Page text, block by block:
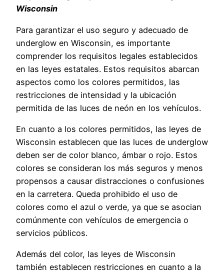
Wisconsin
Para garantizar el uso seguro y adecuado de
underglow en Wisconsin, es importante
comprender los requisitos legales establecidos
en las leyes estatales. Estos requisitos abarcan
aspectos como los colores permitidos, las
restricciones de intensidad y la ubicación
permitida de las luces de neón en los vehículos.
En cuanto a los colores permitidos, las leyes de
Wisconsin establecen que las luces de underglow
deben ser de color blanco, ámbar o rojo. Estos
colores se consideran los más seguros y menos
propensos a causar distracciones o confusiones
en la carretera. Queda prohibido el uso de
colores como el azul o verde, ya que se asocian
comúnmente con vehículos de emergencia o
servicios públicos.
Además del color, las leyes de Wisconsin
también establecen restricciones en cuanto a la